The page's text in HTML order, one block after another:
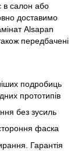
в салон або
доставимо
Alsapan
передбачені
подробиць
прототипів
без зусиль
фаска
Гарантія